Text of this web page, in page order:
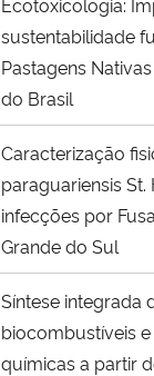
sustentabilidade
Pastagens
do Brasil
Caracterização
paraguariensis St.
infecções por
Grande do Sul
Síntese integrada
biocombustíveis
químicas a partir